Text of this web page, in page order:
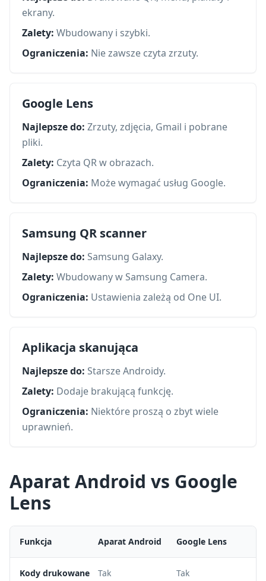
ekrany.
Zalety: Wbudowany i szybki.
Ograniczenia: Nie zawsze czyta zrzuty.
Google Lens
Najlepsze do: Zrzuty, zdjęcia, Gmail i pobrane
pliki.
Zalety: Czyta QR w obrazach.
Ograniczenia: Może wymagać usług Google.
Samsung QR scanner
Najlepsze do: Samsung Galaxy.
Zalety: Wbudowany w Samsung Camera.
Ograniczenia: Ustawienia zależą od One UI.
Aplikacja skanująca
Najlepsze do: Starsze Androidy.
Zalety: Dodaje brakującą funkcję.
Ograniczenia: Niektóre proszą o zbyt wiele
uprawnień.
Aparat Android vs Google
Lens
Funkcja Aparat Android Google Lens
Kody drukowane Tak Tak